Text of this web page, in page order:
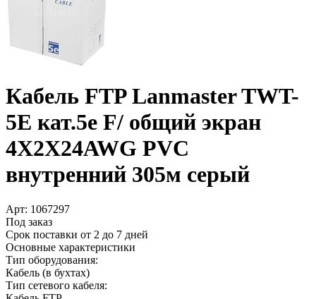
Кабель FTP Lanmaster TWT-
5E кат.5е F/­ общий экран
4X2X24AWG PVC
внутренний 305м серый
Арт: 1067297
Под заказ
Срок поставки от 2 до 7 дней
Основные характеристики
Тип оборудования:
Кабель (в бухтах)
Тип сетевого кабеля: